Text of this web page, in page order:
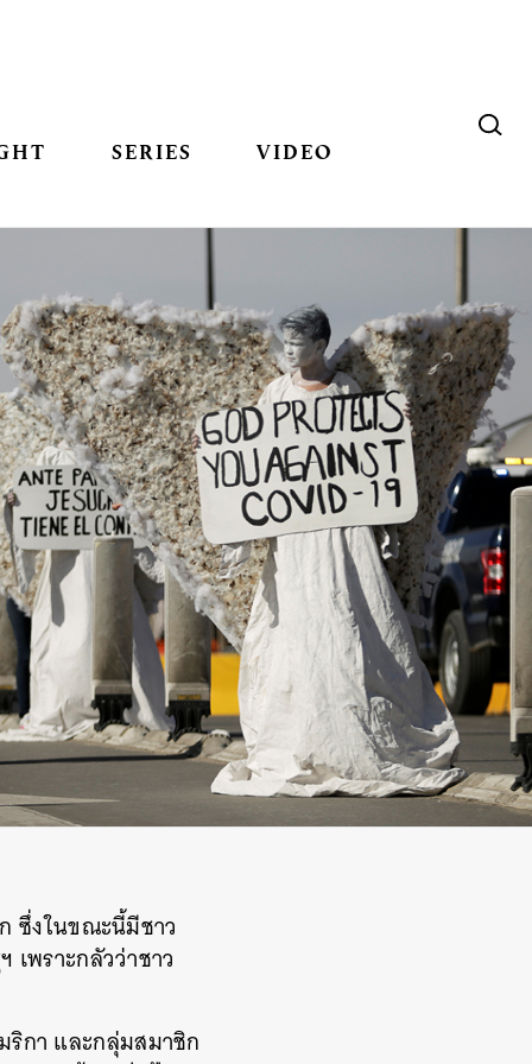
SERIES VIDEO
ซึ่งในขณะนี้มีชาว
เพราะกลัวว่าชาว
ริกา และกลุ่มสมาชิก